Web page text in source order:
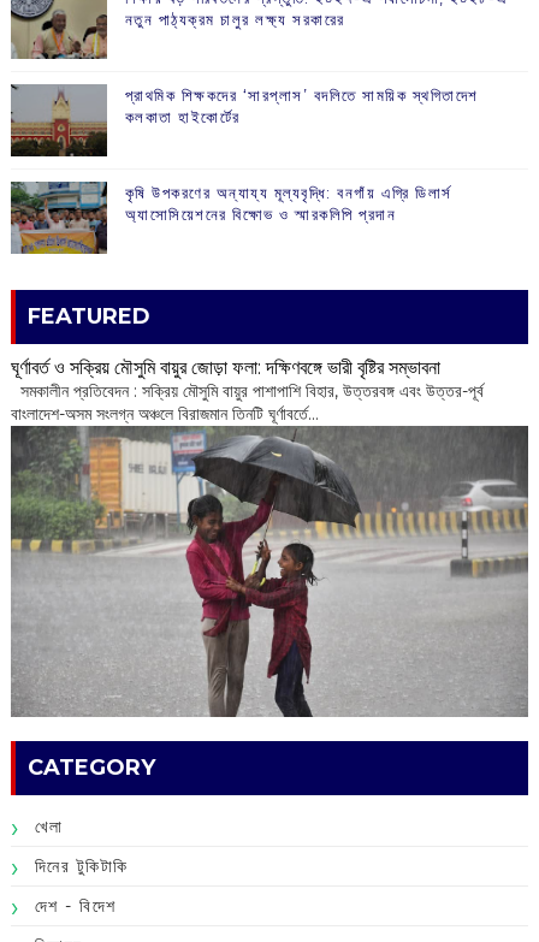
নতুন পাঠ্যক্রম চালুর লক্ষ্য সরকারের
প্রাথমিক শিক্ষকদের ‘সারপ্লাস’ বদলিতে সাময়িক স্থগিতাদেশ
কলকাতা হাইকোর্টের
কৃষি উপকরণের অন্যায্য মূল্যবৃদ্ধি: বনগাঁয় এগ্রি ডিলার্স
অ্যাসোসিয়েশনের বিক্ষোভ ও স্মারকলিপি প্রদান
FEATURED
ঘূর্ণাবর্ত ও সক্রিয় মৌসুমি বায়ুর জোড়া ফলা: দক্ষিণবঙ্গে ভারী বৃষ্টির সম্ভাবনা
সমকালীন প্রতিবেদন : সক্রিয় মৌসুমি বায়ুর পাশাপাশি বিহার, উত্তরবঙ্গ এবং উত্তর-পূর্ব
বাংলাদেশ-অসম সংলগ্ন অঞ্চলে বিরাজমান তিনটি ঘূর্ণাবর্তে...
CATEGORY
খেলা
দিনের টুকিটাকি
দেশ - বিদেশ